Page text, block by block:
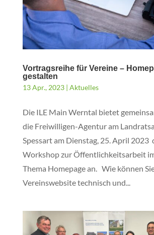
Vortragsreihe für Vereine –
gestalten
13 Apr., 2023| Aktuelles
Die ILE Main Werntal bietet
die Freiwilligen-Agentur am
Spessart am Dienstag, 25. April 2023
Workshop zur Öffentlichkeitsarbeit
Thema Homepage an. Wie können
Vereinswebsite technisch und...